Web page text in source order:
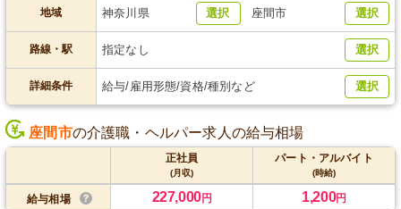
地域 神奈川県 選択 座間市 選択
路線・駅 指定なし 選択
詳細条件 給与/雇用形態/資格/種別など 選択
座間市の介護職・ヘルパー求人の給与相場
正社員
(月収)
パート・アルバイト
(時給)
給与相場 227,000円 1,200円